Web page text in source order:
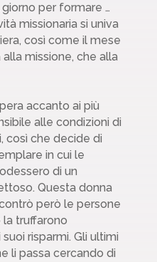
per formare …
missionaria si univa
così come il mese
missione, che alla
accanto ai più
alle condizioni di
così che decide di
in cui le
di un
Questa donna
però le persone
truffarono
risparmi. Gli ultimi
li passa cercando di